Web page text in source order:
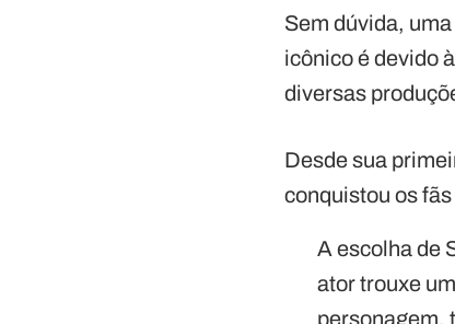
Sem dúvida,
icônico é devido
diversas
Desde sua
conquistou os
A escolha de
ator trouxe
personagem,